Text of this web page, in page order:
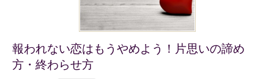
報われない恋はもうやめよう！片思いの諦め
方・終わらせ方